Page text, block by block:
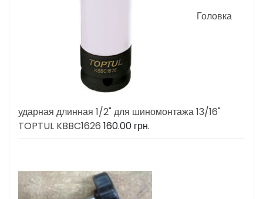
Головка
ударная длинная 1/2" для шиномонтажа 13/16"
TOPTUL KBBC1626 160.00 грн.